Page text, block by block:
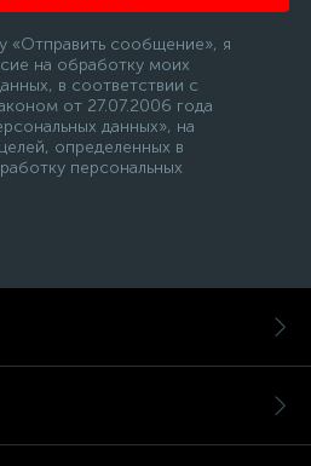
«Отправить сообщение», я
на обработку моих
в соответствии с
от 27.07.2006 года
данных», на
определенных в
персональных